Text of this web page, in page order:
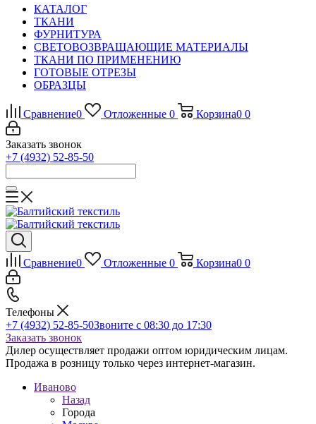
КАТАЛОГ
ТКАНИ
ФУРНИТУРА
СВЕТОВОЗВРАЩАЮЩИЕ МАТЕРИАЛЫ
ТКАНИ ПО ПРИМЕНЕНИЮ
ГОТОВЫЕ ОТРЕЗЫ
ОБРАЗЦЫ
Сравнение0 Отложенные 0 Корзина0 0
Заказать звонок
+7 (4932) 52-85-50
Сравнение0 Отложенные 0 Корзина0 0
Телефоны
+7 (4932) 52-85-50Звоните с 08:30 до 17:30
Заказать звонок
Дилер осуществляет продажи оптом юридическим лицам.
Продажа в розницу только через интернет-магазин.
Иваново
Назад
Города